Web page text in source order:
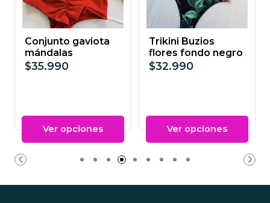
Conjunto gaviota
mándalas
$35.990
Ver opciones
Trikini Buzios
flores fondo negro
$32.990
Ver opciones